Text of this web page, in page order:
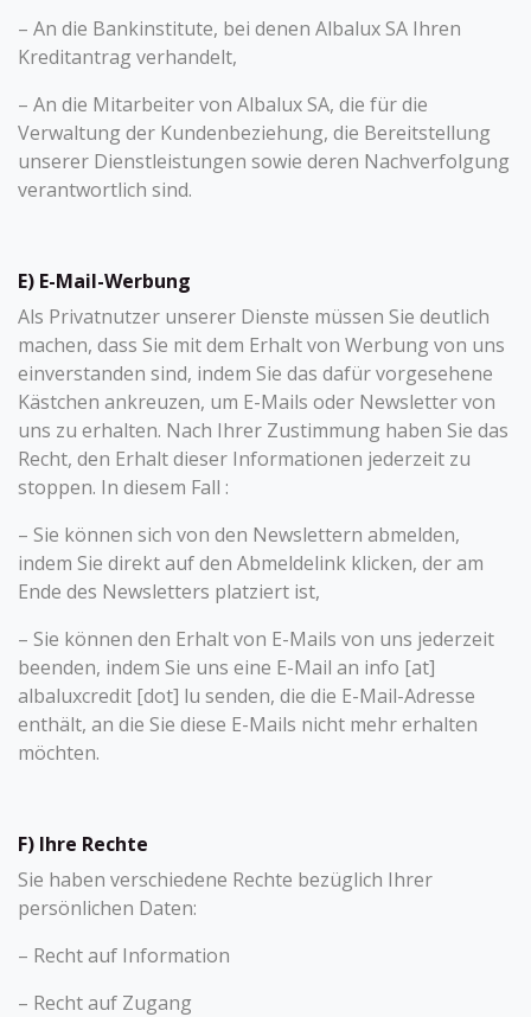
– An die Bankinstitute, bei denen Albalux SA Ihren
Kreditantrag verhandelt,
– An die Mitarbeiter von Albalux SA, die für die
Verwaltung der Kundenbeziehung, die Bereitstellung
unserer Dienstleistungen sowie deren Nachverfolgung
verantwortlich sind.
E) E-Mail-Werbung
Als Privatnutzer unserer Dienste müssen Sie deutlich
machen, dass Sie mit dem Erhalt von Werbung von uns
einverstanden sind, indem Sie das dafür vorgesehene
Kästchen ankreuzen, um E-Mails oder Newsletter von
uns zu erhalten. Nach Ihrer Zustimmung haben Sie das
Recht, den Erhalt dieser Informationen jederzeit zu
stoppen. In diesem Fall :
– Sie können sich von den Newslettern abmelden,
indem Sie direkt auf den Abmeldelink klicken, der am
Ende des Newsletters platziert ist,
– Sie können den Erhalt von E-Mails von uns jederzeit
beenden, indem Sie uns eine E-Mail an info [at]
albaluxcredit [dot] lu senden, die die E-Mail-Adresse
enthält, an die Sie diese E-Mails nicht mehr erhalten
möchten.
F) Ihre Rechte
Sie haben verschiedene Rechte bezüglich Ihrer
persönlichen Daten:
– Recht auf Information
– Recht auf Zugang